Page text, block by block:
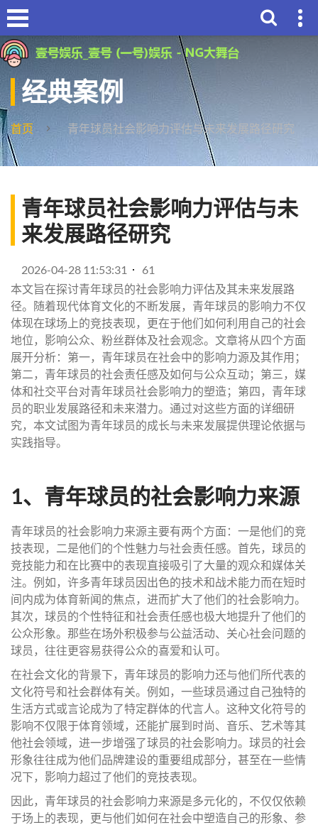
经典案例
首页 青年球员社会影响力评估与未来发展路径研究
青年球员社会影响力评估与未
来发展路径研究
2026-04-28 11:53:31
61
本文旨在探讨青年球员的社会影响力评估及其未来发展路
径。随着现代体育文化的不断发展，青年球员的影响力不仅
体现在球场上的竞技表现，更在于他们如何利用自己的社会
地位，影响公众、粉丝群体及社会观念。文章将从四个方面
展开分析：第一，青年球员在社会中的影响力源及其作用；
第二，青年球员的社会责任感及如何与公众互动；第三，媒
体和社交平台对青年球员社会影响力的塑造；第四，青年球
员的职业发展路径和未来潜力。通过对这些方面的详细研
究，本文试图为青年球员的成长与未来发展提供理论依据与
实践指导。
1、青年球员的社会影响力来源
青年球员的社会影响力来源主要有两个方面：一是他们的竞
技表现，二是他们的个性魅力与社会责任感。首先，球员的
竞技能力和在比赛中的表现直接吸引了大量的观众和媒体关
注。例如，许多青年球员因出色的技术和战术能力而在短时
间内成为体育新闻的焦点，进而扩大了他们的社会影响力。
其次，球员的个性特征和社会责任感也极大地提升了他们的
公众形象。那些在场外积极参与公益活动、关心社会问题的
球员，往往更容易获得公众的喜爱和认可。
在社会文化的背景下，青年球员的影响力还与他们所代表的
文化符号和社会群体有关。例如，一些球员通过自己独特的
生活方式或言论成为了特定群体的代言人。这种文化符号的
影响不仅限于体育领域，还能扩展到时尚、音乐、艺术等其
他社会领域，进一步增强了球员的社会影响力。球员的社会
形象往往成为他们品牌建设的重要组成部分，甚至在一些情
况下，影响力超过了他们的竞技表现。
因此，青年球员的社会影响力来源是多元化的，不仅仅依赖
于场上的表现，更与他们如何在社会中塑造自己的形象、参